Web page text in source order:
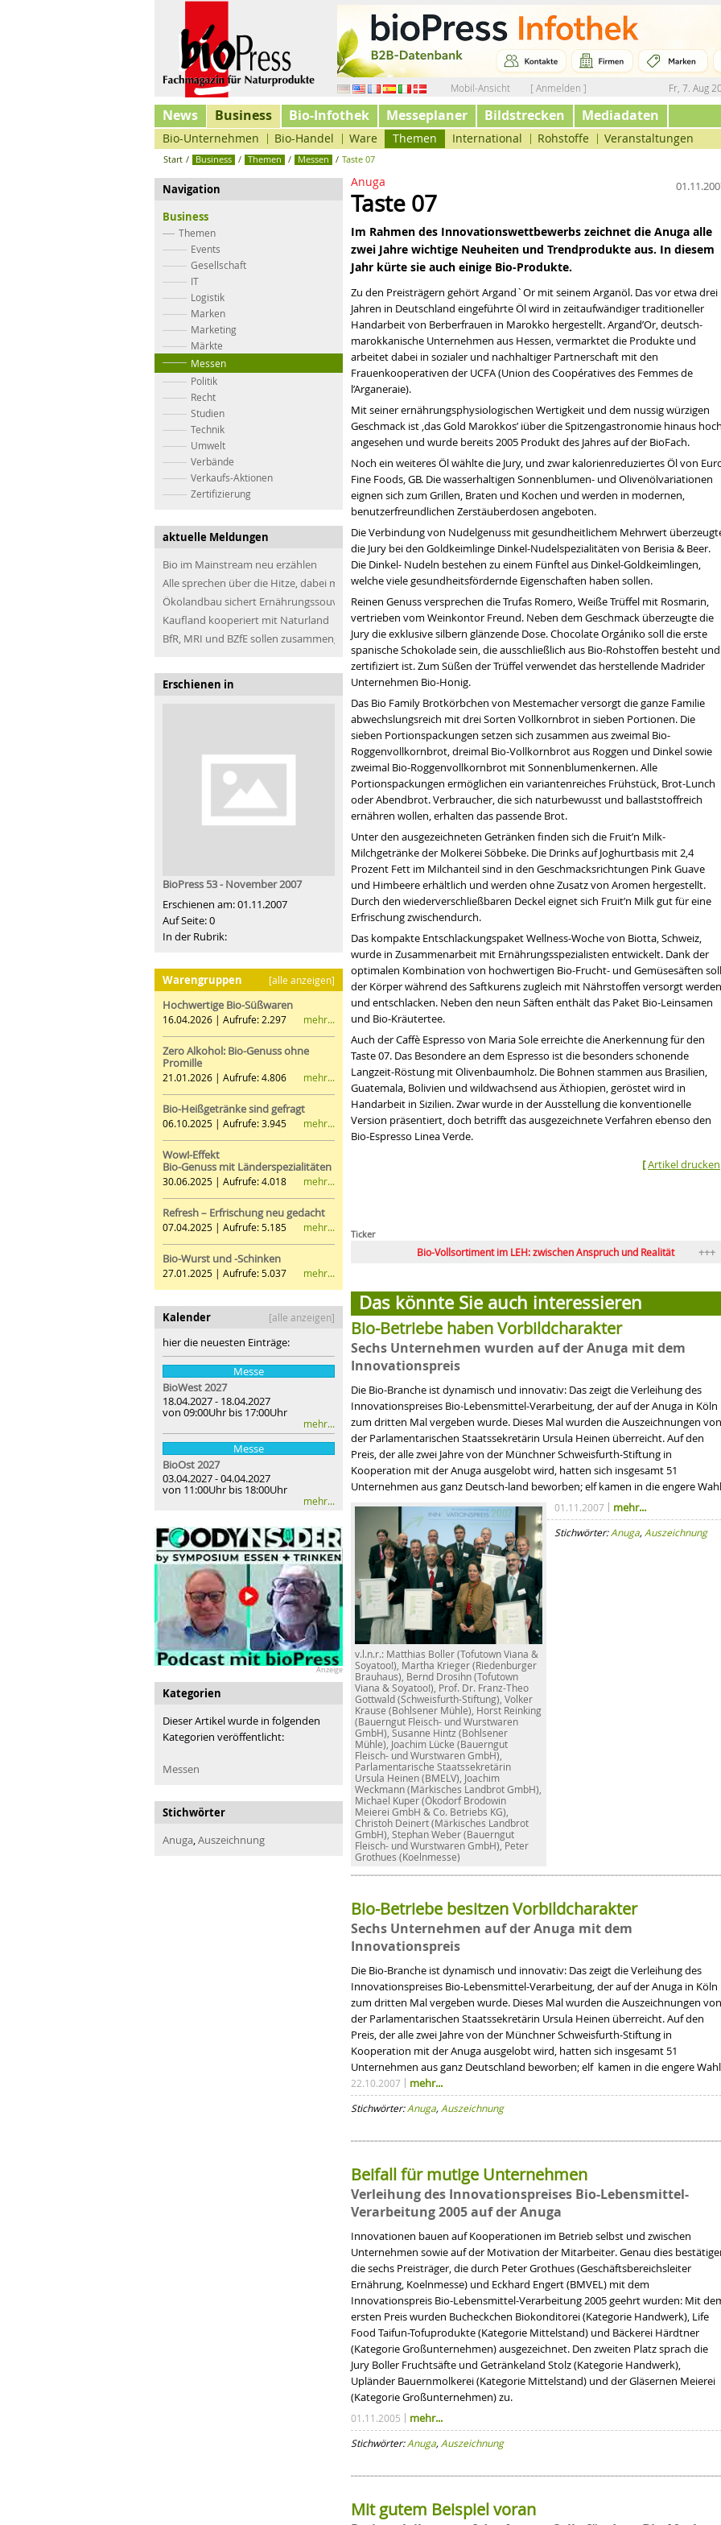
Mobil-Ansicht [ Anmelden ] Fr, 7. Aug
News Business
Bio-Unternehmen Bio-Handel Ware Themen International Rohstoffe Veranstaltungen
Bio-Infothek Messeplaner Bildstrecken Mediadaten
Start / Business / Themen / Messen / Taste 07
Navigation
Business
Themen
Events
Gesellschaft
IT
Logistik
Marken
Marketing
Märkte
Messen
Politik
Recht
Studien
Technik
Umwelt
Verbände
Verkaufs-Aktionen
Zertifizierung
aktuelle Meldungen
Bio im Mainstream neu erzählen
Alle sprechen über die Hitze, dabei müssen wir über die Dürre sprechen
Ökolandbau sichert Ernährungssouveränität
Kaufland kooperiert mit Naturland
BfR, MRI und BZfE sollen zusammengeführt werden
Erschienen in
BioPress 53 - November 2007
Erschienen am: 01.11.2007
Auf Seite: 0
In der Rubrik:
Warengruppen [alle anzeigen]
Hochwertige Bio-Süßwaren
16.04.2026 | Aufrufe: 2.297 mehr...
Zero Alkohol: Bio-Genuss ohne
Promille
21.01.2026 | Aufrufe: 4.806 mehr...
Bio-Heißgetränke sind gefragt
06.10.2025 | Aufrufe: 3.945 mehr...
Wow!-Effekt
Bio-Genuss mit Länderspezialitäten
30.06.2025 | Aufrufe: 4.018 mehr...
Refresh – Erfrischung neu gedacht
07.04.2025 | Aufrufe: 5.185 mehr...
Bio-Wurst und -Schinken
27.01.2025 | Aufrufe: 5.037 mehr...
Kalender [alle anzeigen]
hier die neuesten Einträge:
Messe
BioWest 2027
18.04.2027 - 18.04.2027
von 09:00Uhr bis 17:00Uhr
mehr...
Messe
BioOst2027
03.04.2027 - 04.04.2027
von 11:00Uhr bis 18:00Uhr
mehr...
Anzeige
Kategorien
Dieser Artikel wurde in folgenden
Kategorien veröffentlicht:
Messen
Stichwörter
Anuga Auszeichnung
Anuga
Taste 07
Im Rahmen des Innovationswettbewerbs zeichnet die Anuga alle
zwei Jahre wichtige Neuheiten und Trendprodukte aus. In diesem
Jahr kürte sie auch einige Bio-Produkte.
Zu den Preisträgern gehört Argand`Or mit seinem Arganöl. Das vor etwa drei
Jahren in Deutschland eingeführte Öl wird in zeitaufwändiger traditioneller
Handarbeit von Berberfrauen in Marokko hergestellt. Argand’Or, deutsch-
marokkanische Unternehmen aus Hessen, vermarktet die Produkte und
arbeitet dabei in sozialer und nachhaltiger Partnerschaft mit den
Frauenkooperativen der UCFA (Union des Coopératives des Femmes de
l’Arganeraie).
Mit seiner ernährungsphysiologischen Wertigkeit und dem nussig würzigen
Geschmack ist ‚das Gold Marokkos’ iüber die Spitzengastronomie hinaus
angesehen und wurde bereits 2005 Produkt des Jahres auf der BioFach.
Noch ein weiteres Öl wählte die Jury, und zwar kalorienreduziertes Öl von
Fine Foods, GB. Die wasserhaltigen Sonnenblumen- und Olivenölvariationen
eignen sich zum Grillen, Braten und Kochen und werden in modernen,
benutzerfreundlichen Zerstäuberdosen angeboten.
Die Verbindung von Nudelgenuss mit gesundheitlichem Mehrwert
die Jury bei den Goldkeimlinge Dinkel-Nudelspezialitäten von Berisia & Beer.
Die Dinkel- Nudeln bestehen zu einem Fünftel aus Dinkel-Goldkeimlingen,
welche viele gesundheitsfördernde Eigenschaften haben sollen.
Reinen Genuss versprechen die Trufas Romero, Weiße Trüffel mit Rosmarin,
vertrieben vom Weinkontor Freund. Neben dem Geschmack überzeugte die
Jury die exklusive silbern glänzende Dose. Chocolate Orgániko soll die erste
spanische Schokolade sein, die ausschließlich aus Bio-Rohstoffen besteht und
zertifiziert ist. Zum Süßen der Trüffel verwendet das herstellende Madrider
Unternehmen Bio-Honig.
Das Bio Family Brotkörbchen von Mestemacher versorgt die ganze Familie
abwechslungsreich mit drei Sorten Vollkornbrot in sieben Portionen. Die
sieben Portionspackungen setzen sich zusammen aus zweimal Bio-
Roggenvollkornbrot, dreimal Bio-Vollkornbrot aus Roggen und Dinkel sowie
zweimal Bio-Roggenvollkornbrot mit Sonnenblumenkernen. Alle
Portionspackungen ermöglichen ein variantenreiches Frühstück, Brot-Lunch
oder Abendbrot. Verbraucher, die sich naturbewusst und ballaststoffreich
ernähren wollen, erhalten das passende Brot.
Unter den ausgezeichneten Getränken finden sich die Fruit’n Milk-
Milchgetränke der Molkerei Söbbeke. Die Drinks auf Joghurtbasis mit 2,4
Prozent Fett im Milchanteil sind in den Geschmacksrichtungen Pink Guave
und Himbeere erhältlich und werden ohne Zusatz von Aromen hergestellt.
Durch den wiederverschließbaren Deckel eignet sich Fruit’n Milk gut für eine
Erfrischung zwischendurch.
Das kompakte Entschlackungspaket Wellness-Woche von Biotta, Schweiz,
wurde in Zusammenarbeit mit Ernährungsspezialisten entwickelt. Dank der
optimalen Kombination von hochwertigen Bio-Frucht- und Gemüsesäften soll
der Körper während des Saftkurens zugleich mit Nährstoffen versorgt werden
und entschlacken. Neben den neun Säften enthält das Paket Bio-Leinsamen
und Bio-Kräutertee.
Auch der Caffè Espresso von Maria Sole erreichte die Anerkennung für den
Taste 07. Das Besondere an dem Espresso ist die besonders schonende
Langzeit-Röstung mit Olivenbaumholz. Die Bohnen stammen aus Brasilien,
Guatemala, Bolivien und wildwachsend aus Äthiopien, geröstet wird in
Handarbeit in Sizilien. Zwar wurde in der Ausstellung die konventionelle
Version präsentiert, doch betrifft das ausgezeichnete Verfahren ebenso den
Bio-Espresso Linea Verde.
[Artikel drucken
Ticker
Bio-Vollsortiment im LEH: zwischen Anspruch und Realität
Das könnte Sie auch interessieren
Bio-Betriebe haben Vorbildcharakter
Sechs Unternehmen wurden auf der Anuga mit dem
Innovationspreis
Die Bio-Branche ist dynamisch und innovativ: Das zeigt die Verleihung des
Innovationspreises Bio-Lebensmittel-Verarbeitung, der auf der Anuga in Köln
zum dritten Mal vergeben wurde. Dieses Mal wurden die Auszeichnungen von
der Parlamentarischen Staatssekretärin Ursula Heinen überreicht. Auf den
Preis, der alle zwei Jahre von der Münchner Schweisfurth-Stiftung in
Kooperation mit der Anuga ausgelobt wird, hatten sich insgesamt 51
Unternehmen aus ganz Deutsch-land beworben; elf kamen in dieengereWahl
v.l.n.r.: Matthias Boller (Tofutown Viana &
Soyatoo!), Martha Krieger (Riedenburger
Brauhaus), Bernd Drosihn (Tofutown
Viana & Soyatoo!), Prof. Dr. Franz-Theo
Gottwald (Schweisfurth-Stiftung), Volker
Krause (Bohlsener Mühle), Horst Reinking
(Bauerngut Fleisch- und Wurstwaren
GmbH), Susanne Hintz (Bohlsener
Mühle), Joachim Lücke (Bauerngut
Fleisch- und Wurstwaren GmbH),
Parlamentarische Staatssekretärin
Ursula Heinen (BMELV), Joachim
Weckmann (Märkisches Landbrot GmbH),
Michael Kuper (Ökodorf Brodowin
Meierei GmbH & Co. Betriebs KG),
Christoh Deinert (Märkisches Landbrot
GmbH), Stephan Weber (Bauerngut
Fleisch- und Wurstwaren GmbH), Peter
Grothues (Koelnmesse)
01.11.2007 mehr...
Stichwörter:Anuga,Auszeichnung
Bio-Betriebe besitzen Vorbildcharakter
Sechs Unternehmen auf der Anuga mit dem
Innovationspreis
Die Bio-Branche ist dynamisch und innovativ: Das zeigt die Verleihung des
Innovationspreises Bio-Lebensmittel-Verarbeitung, der auf der Anuga in Köln
zum dritten Mal vergeben wurde. Dieses Mal wurden die Auszeichnungen von
der Parlamentarischen Staatssekretärin Ursula Heinen überreicht. Auf den
Preis, der alle zwei Jahre von der Münchner Schweisfurth-Stiftung in
Kooperation mit der Anuga ausgelobt wird, hatten sich insgesamt 51
Unternehmen aus ganz Deutschland beworben; elf kamen in die engere
22.10.2007 mehr...
Stichwörter:Anuga,Auszeichnung
Beifall für mutige Unternehmen
Verleihung des Innovationspreises Bio-Lebensmittel-
Verarbeitung 2005 auf der Anuga
Innovationen bauen auf Kooperationen im Betrieb selbst und zwischen
Unternehmen sowie auf der Motivation der Mitarbeiter. Genau dies
die sechs Preisträger, die durch Peter Grothues (Geschäftsbereichsleiter
Ernährung, Koelnmesse) und Eckhard Engert (BMVEL) mit dem
Innovationspreis Bio-Lebensmittel-Verarbeitung 2005 geehrt wurden: Mit
ersten Preis wurden Bucheckchen Biokonditorei (Kategorie Handwerk), Life
Food Taifun-Tofuprodukte (Kategorie Mittelstand) und Bäckerei Härdtner
(Kategorie Großunternehmen) ausgezeichnet. Den zweiten Platz sprach die
Jury Boller Fruchtsäfte und Getränkeland Stolz (Kategorie Handwerk),
Upländer Bauernmolkerei (Kategorie Mittelstand) und der Gläsernen Meierei
(Kategorie Großunternehmen) zu.
01.11.2005 mehr...
Stichwörter:Anuga,Auszeichnung
Mit gutem Beispiel voran